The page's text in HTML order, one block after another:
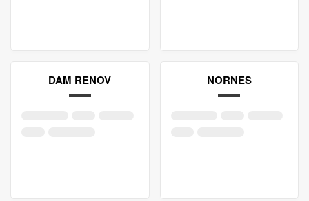
DAM RENOV NORNES